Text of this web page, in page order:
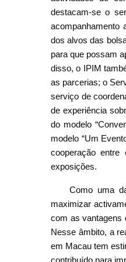
destacam-se o
acompanhamento
dos alvos das
para que possam
disso, o IPIM
as parcerias; o
serviço de
de experiência
do modelo
modelo “Um
cooperação
exposições.
Como uma
maximizar
com as vantagens
Nesse âmbito, a
em Macau tem